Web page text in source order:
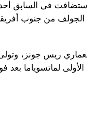
وقد استضافت في السابق
عام 2001، حيث خرج لاعبا الجولف من جنوب
بقيادة المهندس المعماري ريس جونز،
لماتسوياما بعد